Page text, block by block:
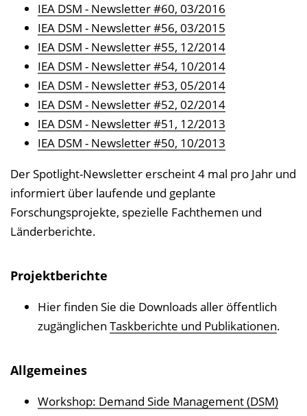
IEA DSM - Newsletter #60, 03/2016
IEA DSM - Newsletter #56, 03/2015
IEA DSM - Newsletter #55, 12/2014
IEA DSM - Newsletter #54, 10/2014
IEA DSM - Newsletter #53, 05/2014
IEA DSM - Newsletter #52, 02/2014
IEA DSM - Newsletter #51, 12/2013
IEA DSM - Newsletter #50, 10/2013
Der Spotlight-Newsletter erscheint 4 mal pro Jahr und
informiert über laufende und geplante
Forschungsprojekte, spezielle Fachthemen und
Länderberichte.
Projektberichte
Hier finden Sie die Downloads aller öffentlich
zugänglichen Taskberichte und Publikationen.
Allgemeines
Workshop: Demand Side Management (DSM)